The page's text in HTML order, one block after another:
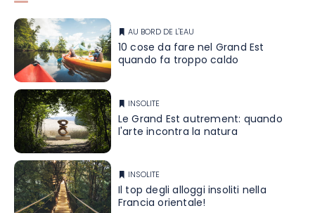
AU BORD DE L'EAU
10 cose da fare nel Grand Est
quando fa troppo caldo
INSOLITE
Le Grand Est autrement: quando
l'arte incontra la natura
INSOLITE
Il top degli alloggi insoliti nella
Francia orientale!